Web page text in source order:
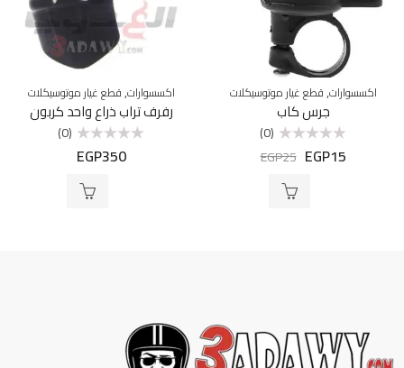
اكسسوارات,قطع غيار موتوسيكلات
جرس كاب
التقييم
(0)
EGP15
EGP25
اكسسوارات,قطع غيار موتوسيكلات
رفرف تراب ذراع واحد كربون
التقييم
(0)
EGP350